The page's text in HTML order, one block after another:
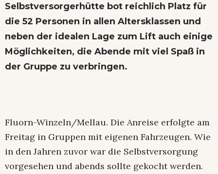
Selbstversorgerhütte bot reichlich Platz für
die 52 Personen in allen Altersklassen und
neben der idealen Lage zum Lift auch einige
Möglichkeiten, die Abende mit viel Spaß in
der Gruppe zu verbringen.
Fluorn-Winzeln/Mellau. Die Anreise erfolgte am
Freitag in Gruppen mit eigenen Fahrzeugen. Wie
in den Jahren zuvor war die Selbstversorgung
vorgesehen und abends sollte gekocht werden.